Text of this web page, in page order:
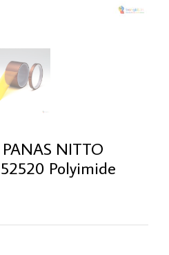
NITTO
Polyimide